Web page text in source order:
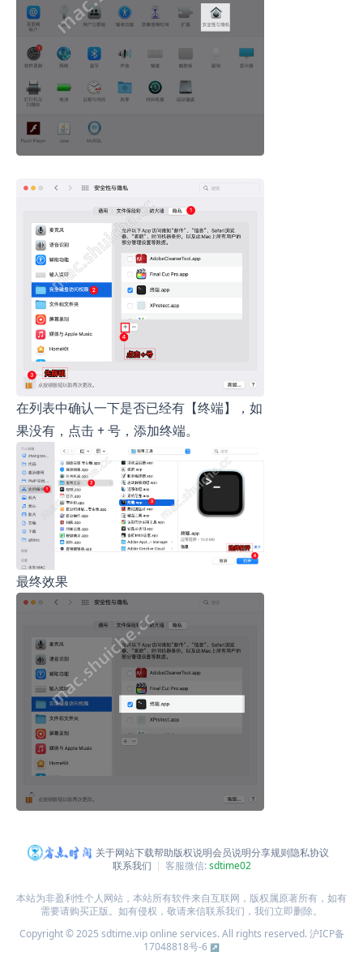
在列表中确认一下是否已经有【终端】，如
果没有，点击 + 号，添加终端。
最终效果
关于网站下载帮助版权说明会员说明分享规则隐私协议
联系我们
客服微信:sdtime02
本站为非盈利性个人网站，本站所有软件来自互联网，版权属原著所有，如有
需要请购买正版。如有侵权，敬请来信联系我们，我们立即删除。
Copyright © 2025 sdtime.vip online services. All rights reserved.沪ICP备
17048818号-6